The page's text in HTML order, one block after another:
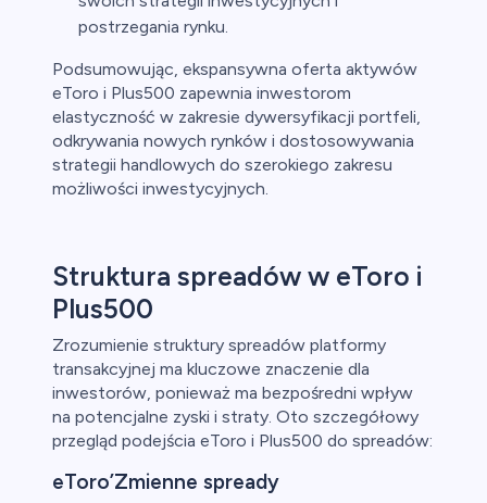
postrzegania rynku.
Podsumowując, ekspansywna oferta aktywów
eToro i Plus500 zapewnia inwestorom
elastyczność w zakresie dywersyfikacji portfeli,
odkrywania nowych rynków i dostosowywania
strategii handlowych do szerokiego zakresu
możliwości inwestycyjnych.
Struktura spreadów w eToro i
Plus500
Zrozumienie struktury spreadów platformy
transakcyjnej ma kluczowe znaczenie dla
inwestorów, ponieważ ma bezpośredni wpływ
na potencjalne zyski i straty. Oto szczegółowy
przegląd podejścia eToro i Plus500 do spreadów:
eToro’Zmienne spready